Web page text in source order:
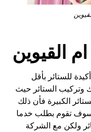
القيوين
للستائر بأقل
وتركيب الستائر حيث
الكبيرة فأن ذلك
سوف تقوم بطلب خدما
ولكن مع الشركة